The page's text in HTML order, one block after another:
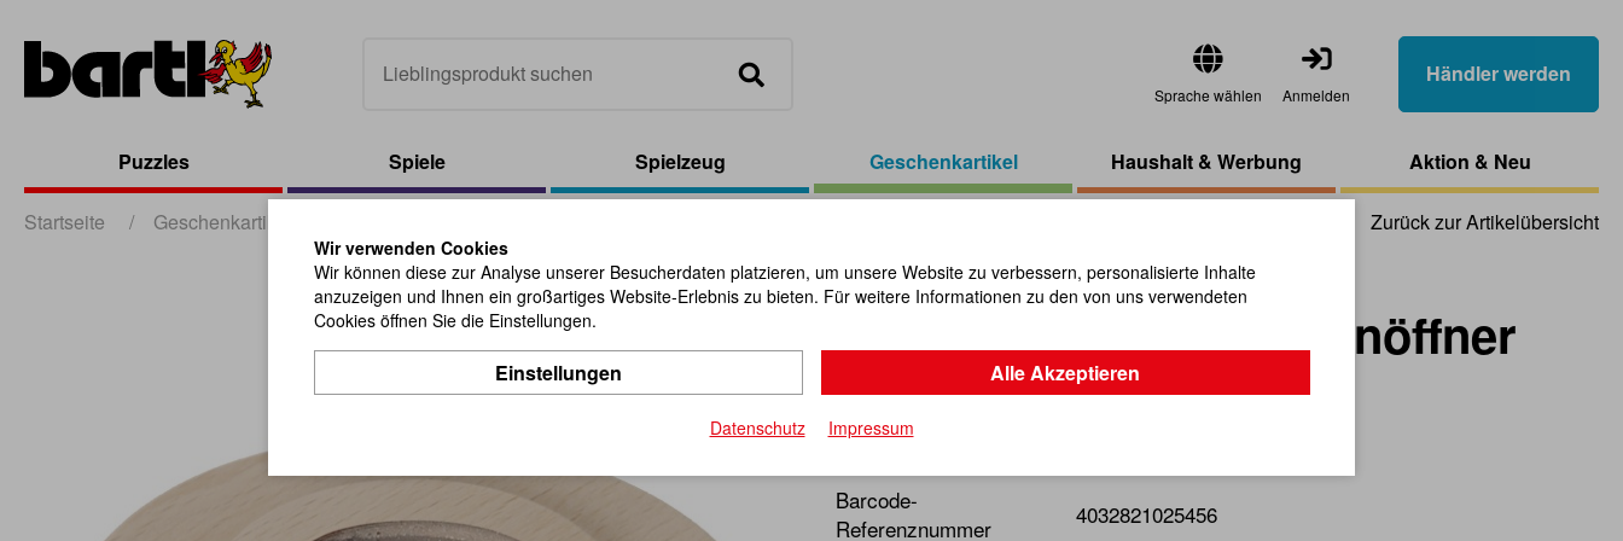
Sprache wählen Anmelden
Händler werden
Puzzles Spiele Spielzeug Geschenkartikel Haushalt & Werbung Aktion & Neu
Startseite / Geschenkartikel Zurück zur Artikelübersicht
Bierdeckel mit Flaschenöffner
Artikel-Nr.:111589
Originell und praktisch! Aus Buchenholz.
Barcode-
Referenznummer
4032821025456
Wir verwenden Cookies
Wir können diese zur Analyse unserer Besucherdaten platzieren, um unsere Website zu verbessern, personalisierte Inhalte
anzuzeigen und Ihnen ein großartiges Website-Erlebnis zu bieten. Für weitere Informationen zu den von uns verwendeten
Cookies öffnen Sie die Einstellungen.
Einstellungen Alle Akzeptieren
Datenschutz Impressum